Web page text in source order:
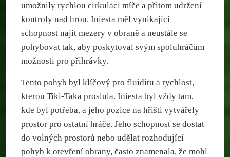
umožnily rychlou cirkulaci míče a přitom udržení
kontroly nad hrou. Iniesta měl vynikající
schopnost najít mezery v obraně a neustále se
pohybovat tak, aby poskytoval svým spoluhráčům
možnosti pro přihrávky.
Tento pohyb byl klíčový pro fluiditu a rychlost,
kterou Tiki-Taka proslula. Iniesta byl vždy tam,
kde byl potřeba, a jeho pozice na hřišti vytvářely
prostor pro ostatní hráče. Jeho schopnost se dostat
do volných prostorů nebo udělat rozhodující
pohyb k otevření obrany, často znamenala, že mohl